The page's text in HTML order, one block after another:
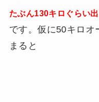
たぶん130キロぐらい出
です。仮に50キロオ
まると